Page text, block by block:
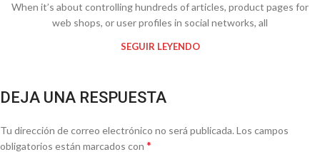
When it’s about controlling hundreds of articles, product pages for
web shops, or user profiles in social networks, all
SEGUIR LEYENDO
DEJA UNA RESPUESTA
Tu dirección de correo electrónico no será publicada. Los campos
obligatorios están marcados con *